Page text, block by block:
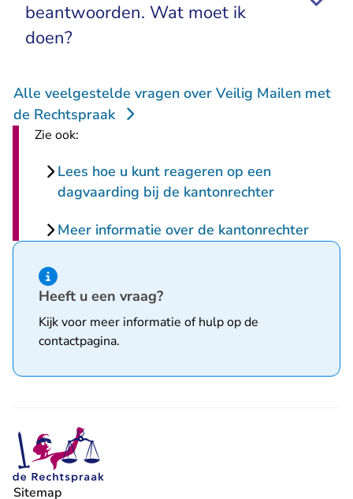
beantwoorden. Wat moet ik
doen?
Alle veelgestelde vragen over Veilig Mailen met
de Rechtspraak
Zie ook:
Lees hoe u kunt reageren op een
dagvaarding bij de kantonrechter
Meer informatie over de kantonrechter
Hint van type informatie
Heeft u een vraag?
Kijk voor meer informatie of hulp op de
contactpagina.
Sitemap